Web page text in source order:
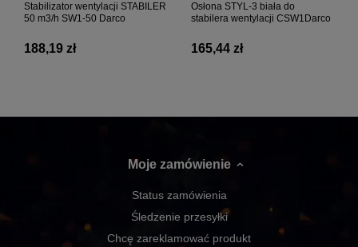
Stabilizator wentylacji STABILER
50 m3/h SW1-50 Darco
188,19 zł
Osłona STYL-3 biała do
stabilera wentylacji CSW1Darco
165,44 zł
Moje zamówienie
Status zamówienia
Śledzenie przesyłki
Chcę zareklamować produkt